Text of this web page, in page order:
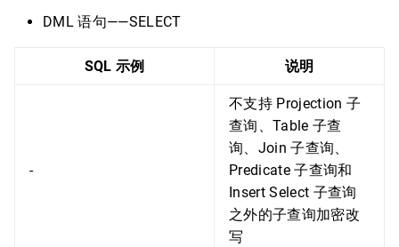
DML 语句——SELECT
SQL 示例 说明
-
不支持 Projection 子
查询、Table 子查
询、Join 子查询、
Predicate 子查询和
Insert Select 子查询
之外的子查询加密改
写